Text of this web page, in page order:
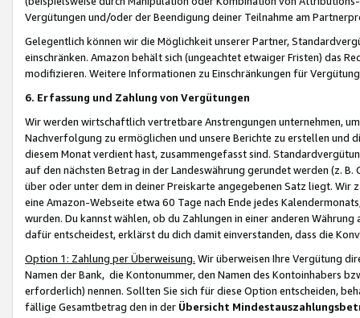
Vergütungen und/oder der Beendigung deiner Teilnahme am
Gelegentlich können wir die Möglichkeit unserer Partner,
einschränken. Amazon behält sich (ungeachtet etwaiger Fristen) das
modifizieren. Weitere Informationen zu Einschränkungen für
6. Erfassung und Zahlung von Vergütungen
Wir werden wirtschaftlich vertretbare Anstrengungen unternehmen,
Nachverfolgung zu ermöglichen und unsere Berichte zu erstellen und
diesem Monat verdient hast, zusammengefasst sind.
auf den nächsten Betrag in der Landeswährung gerundet werden (z.
über oder unter dem in deiner Preiskarte angegebenen Satz liegt.
eine Amazon-Webseite etwa 60 Tage nach Ende jedes
wurden. Du kannst wählen, ob du Zahlungen in einer anderen
dafür entscheidest, erklärst du dich damit einverstanden, dass die
Option 1: Zahlung per Überweisung. Wir überweisen Ihre Vergütung
Namen der Bank, die Kontonummer, den Namen des Kontoinhabers
erforderlich) nennen. Sollten Sie sich für diese Option entscheiden,
fällige Gesamtbetrag den in der Übersicht